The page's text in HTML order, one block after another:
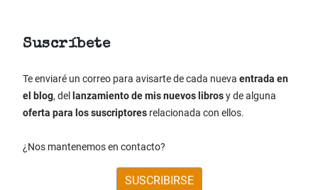
Suscríbete
Te enviaré un correo para avisarte de cada nueva entrada en
el blog, del lanzamiento de mis nuevos librosy de alguna
oferta para los suscriptores relacionada con ellos.
¿Nos mantenemos en contacto?
SUSCRIBIRSE